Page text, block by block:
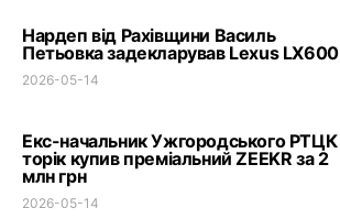
Нардеп від Рахівщини Василь
Петьовка задекларував Lexus LX600
2026-05-14
Екс-начальник Ужгородського РТЦК
торік купив преміальний ZEEKR за 2
млн грн
2026-05-14